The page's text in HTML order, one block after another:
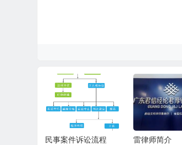
民事案件诉讼流程 雷律师简介